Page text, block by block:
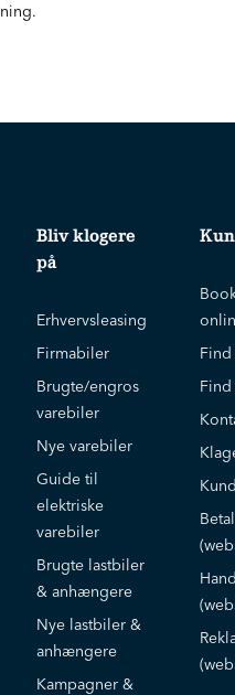
Bliv klogere
på
Erhvervsleasing
Firmabiler
Brugte/engros
varebiler
Nye varebiler
Guide til
elektriske
varebiler
Brugte lastbiler
& anhængere
Nye lastbiler &
anhængere
Kampagner &